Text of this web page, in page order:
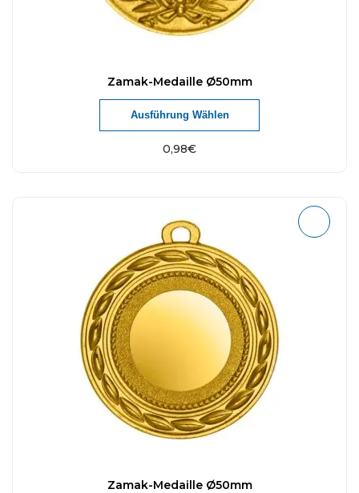
Zamak-Medaille Ø50mm
0,98€
Ausführung Wählen
Zamak-Medaille Ø50mm